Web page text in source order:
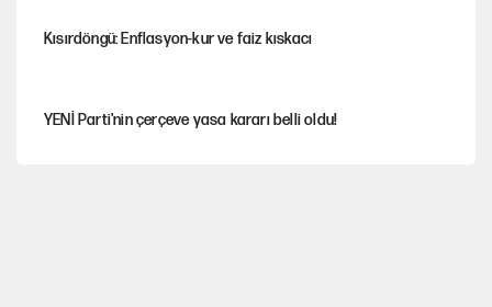
Kısırdöngü: Enflasyon-kur ve faiz kıskacı
YENİ Parti'nin çerçeve yasa kararı belli oldu!